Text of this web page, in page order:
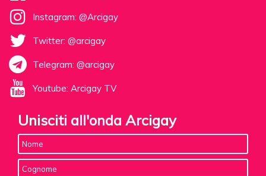
Instagram: @Arcigay
Twitter: @arcigay
Telegram: @arcigay
Youtube: Arcigay TV
Unisciti all'onda Arcigay